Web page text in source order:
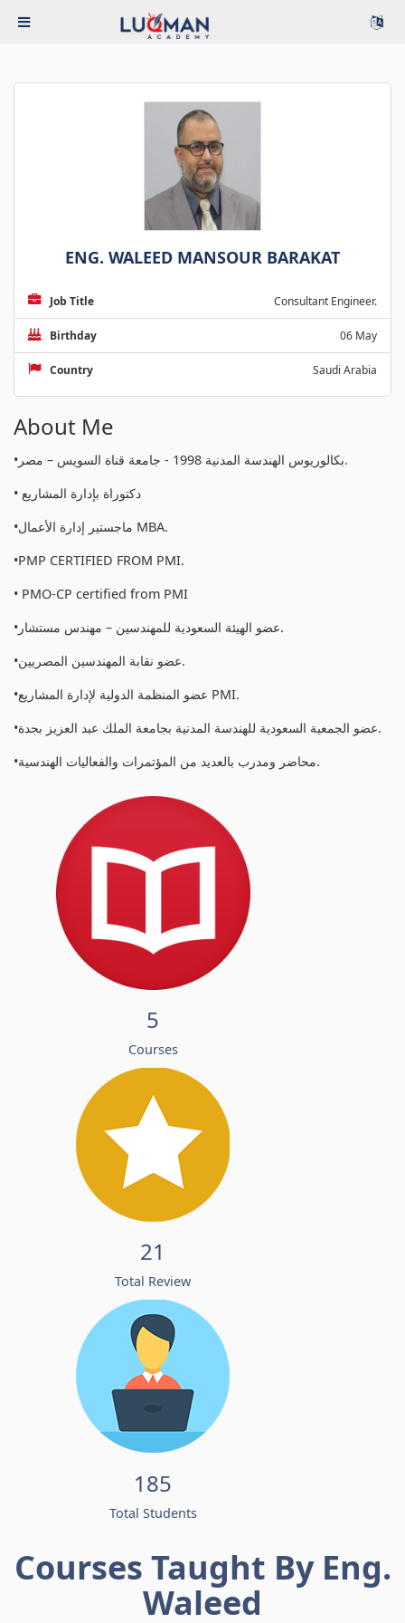
ENG. WALEED MANSOUR BARAKAT
Job Title Consultant Engineer.
Birthday 06 May
Country Saudi Arabia
About Me
•بكالوريوس الهندسة المدنية 1998 - جامعة قناة السويس – مصر.
• دكتوراة بإدارة المشاريع
•ماجستير إدارة الأعمال MBA.
•PMP CERTIFIED FROM PMI.
• PMO-CP certified from PMI
•عضو الهيئة السعودية للمهندسين – مهندس مستشار.
•عضو نقابة المهندسين المصريين.
•عضو المنظمة الدولية لإدارة المشاريع PMI.
•عضو الجمعية السعودية للهندسة المدنية بجامعة الملك عبد العزيز بجدة.
•محاضر ومدرب بالعديد من المؤتمرات والفعاليات الهندسية.
5
Courses
21
Total Review
185
Total Students
Courses Taught By Eng.
Waleed